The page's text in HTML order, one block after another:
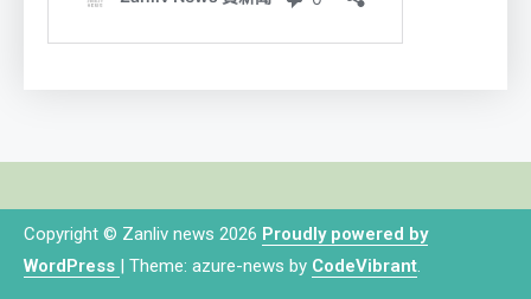
Copyright © Zanliv news 2026 Proudly powered by
WordPress | Theme: azure-news by CodeVibrant.